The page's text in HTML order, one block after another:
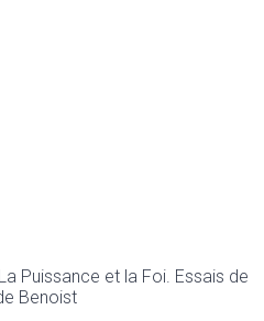
Puissance et la Foi. Essais de
Benoist